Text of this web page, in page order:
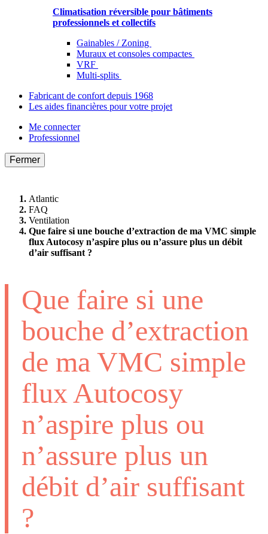
Climatisation réversible pour bâtiments
professionnels et collectifs
Gainables / Zoning
Muraux et consoles compactes
VRF
Multi-splits
Fabricant de confort depuis 1968
Les aides financières pour votre projet
Me connecter
Professionnel
Fermer
Atlantic
FAQ
Ventilation
Que faire si une bouche d’extraction de ma VMC simple
flux Autocosy n’aspire plus ou n’assure plus un débit
d’air suffisant ?
Que faire si une
bouche d’extraction
de ma VMC simple
flux Autocosy
n’aspire plus ou
n’assure plus un
débit d’air suffisant
?